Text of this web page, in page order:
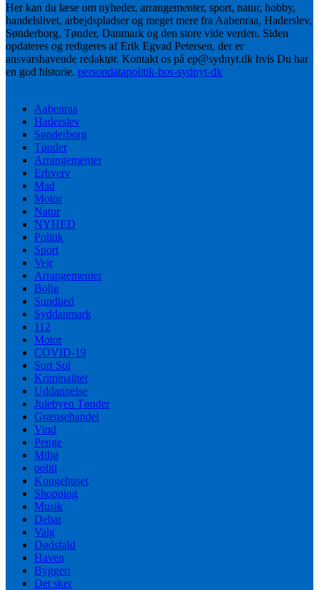
Her kan du læse om nyheder, arrangementer, sport, natur, hobby,
handelslivet, arbejdspladser og meget mere fra Aabenraa, Haderslev,
Sønderborg, Tønder, Danmark og den store vide verden. Siden
opdateres og redigeres af Erik Egvad Petersen, der er
ansvarshavende redaktør. Kontakt os på ep@sydnyt.dk hvis Du har
en god historie. persondatapolitik-hos-sydnyt-dk
Aabenraa
Haderslev
Sønderborg
Tønder
Arrangementer
Erhverv
Mad
Motor
Natur
NYHED
Politik
Sport
Vejr
Arrangementer
Bolig
Sundhed
Syddanmark
112
Motor
COVID-19
Sort Sol
Kriminalitet
Uddannelse
Julebyen Tønder
Grænsehandel
Vind
Penge
Miljø
politi
Kongehuset
Shopping
Musik
Debat
Valg
Dødsfald
Haven
Byggeri
Det sker